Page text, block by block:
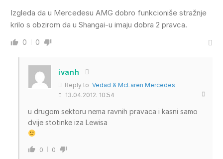
Izgleda da u Mercedesu AMG dobro funkcioniše stražnje
krilo s obzirom da u Shangai-u imaju dobra 2 pravca.
0 0
ivanh
Reply to Vedad & McLaren Mercedes
13.04.2012. 10:54
u drugom sektoru nema ravnih pravaca i kasni samo
dvije stotinke iza Lewisa
0 0